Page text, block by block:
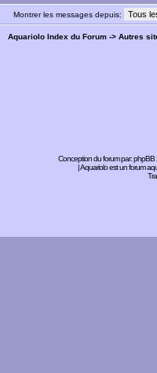
Montrer les messages depuis:
Aquariolo Index du Forum -> Autres
Conception du forum par:phpBB
| Aquariolo est un forum